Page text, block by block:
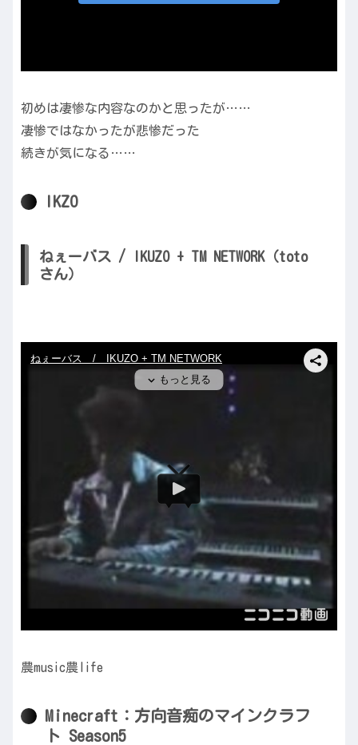
初めは凄惨な内容なのかと思ったが……
凄惨ではなかったが悲惨だった
続きが気になる……
IKZO
ねぇーバス / IKUZO + TM NETWORK（toto
さん）
農music農life
Minecraft：方向音痴のマインクラフ
ト Season5